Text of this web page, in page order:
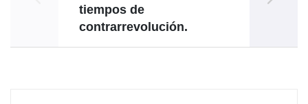
tiempos de
contrarrevolución.